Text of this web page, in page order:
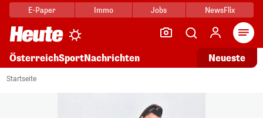
E-Paper Immo Jobs NewsFlix
ÖsterreichSportNachrichten Neueste
Startseite
1/26